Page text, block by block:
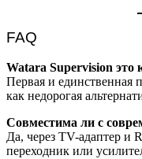
FAQ
Watara Supervision это
Первая и единственная
как недорогая
Совместима ли с
Да, через TV-адаптер и
переходник или